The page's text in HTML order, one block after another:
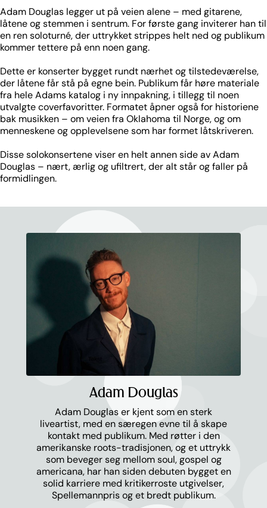
Adam Douglas legger ut på veien alene – med gitarene,
låtene og stemmen i sentrum. For første gang inviterer han til
en ren soloturné, der uttrykket strippes helt ned og publikum
kommer tettere på enn noen gang.
Dette er konserter bygget rundt nærhet og tilstedeværelse,
der låtene får stå på egne bein. Publikum får høre materiale
fra hele Adams katalog i ny innpakning, i tillegg til noen
utvalgte coverfavoritter. Formatet åpner også for historiene
bak musikken – om veien fra Oklahoma til Norge, og om
menneskene og opplevelsene som har formet låtskriveren.
Disse solokonsertene viser en helt annen side av Adam
Douglas – nært, ærlig og ufiltrert, der alt står og faller på
formidlingen.
Adam Douglas
Adam Douglas er kjent som en sterk
liveartist, med en særegen evne til å skape
kontakt med publikum. Med røtter i den
amerikanske roots-tradisjonen, og et uttrykk
som beveger seg mellom soul, gospel og
americana, har han siden debuten bygget en
solid karriere med kritikerroste utgivelser,
Spellemannpris og et bredt publikum.